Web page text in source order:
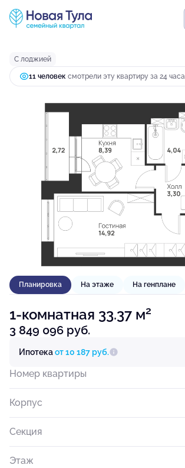
1-комнатная33.37 м
Ипотекаот 10 187 руб.
С лоджией
11 человек смотрели эту квартиру за 24 часа
Планировка На этаже На генплане
1-комнатная 33.37 м2
3 849 096 руб.
Ипотекаот 10 187 руб.
Номер квартиры
Корпус
Секция
Этаж